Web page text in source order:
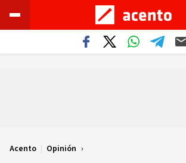
Acento | Opinión